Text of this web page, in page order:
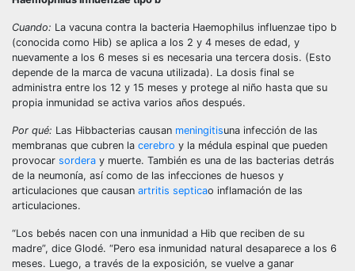
Cuando: La vacuna contra la bacteria Haemophilus influenzae tipo b
(conocida como Hib) se aplica a los 2 y 4 meses de edad, y
nuevamente a los 6 meses si es necesaria una tercera dosis. (Esto
depende de la marca de vacuna utilizada). La dosis final se
administra entre los 12 y 15 meses y protege al niño hasta que su
propia inmunidad se activa varios años después.
Por qué: Las Hibbacterias causan meningitisuna infección de las
membranas que cubren la cerebro y la médula espinal que pueden
provocar sordera y muerte. También es una de las bacterias detrás
de la neumonía, así como de las infecciones de huesos y
articulaciones que causan artritis septicao inflamación de las
articulaciones.
“Los bebés nacen con una inmunidad a Hib que reciben de su
madre”, dice Glodé. “Pero esa inmunidad natural desaparece a los 6
meses. Luego, a través de la exposición, se vuelve a ganar